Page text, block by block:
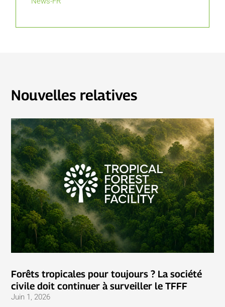
Nouvelles relatives
Forêts tropicales pour toujours ? La société
civile doit continuer à surveiller le TFFF
Juin 1, 2026